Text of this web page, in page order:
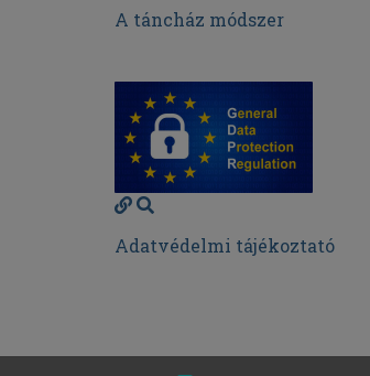
A táncház módszer
Adatvédelmi tájékoztató